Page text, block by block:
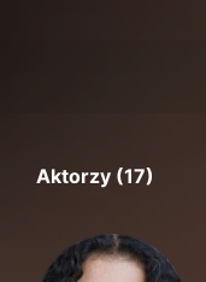
Aktorzy (17)